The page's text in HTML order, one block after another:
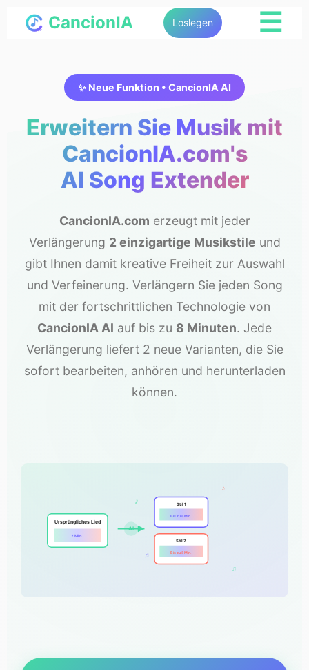
CancionIA Loslegen ☰
✨ Neue Funktion • CancionIA AI
Erweitern Sie Musik mit
CancionIA.com's
AI Song Extender
CancionIA.com erzeugt mit jeder
Verlängerung 2 einzigartige Musikstile und
gibt Ihnen damit kreative Freiheit zur Auswahl
und Verfeinerung. Verlängern Sie jeden Song
mit der fortschrittlichen Technologie von
CancionIA AI auf bis zu 8 Minuten. Jede
Verlängerung liefert 2 neue Varianten, die Sie
sofort bearbeiten, anhören und herunterladen
können.
Ursprüngliches Lied
2 Min.
AI
Stil 1
Bis zu 8 Min.
Stil 2
Bis zu 8 Min.
♪
♫
♪
♫